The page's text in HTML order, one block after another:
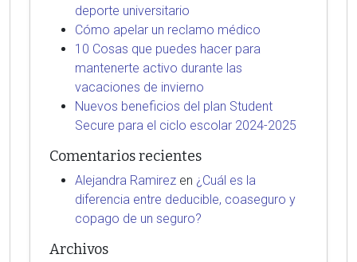
deporte universitario
Cómo apelar un reclamo médico
10 Cosas que puedes hacer para
mantenerte activo durante las
vacaciones de invierno
Nuevos beneficios del plan Student
Secure para el ciclo escolar 2024-2025
Comentarios recientes
Alejandra Ramirez en ¿Cuál es la
diferencia entre deducible, coaseguro y
copago de un seguro?
Archivos